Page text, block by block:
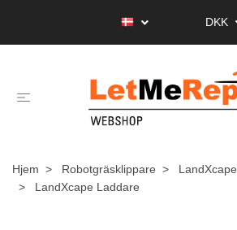
DKK
Hjem Robotgräsklippare
LandXcape
LandXcape Laddare